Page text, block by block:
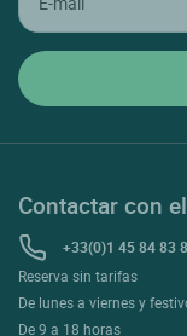
Contactar con
+33(0)1 45 84 83
Reserva sin tarifas
De lunes a viernes y
De 9 a 18 horas